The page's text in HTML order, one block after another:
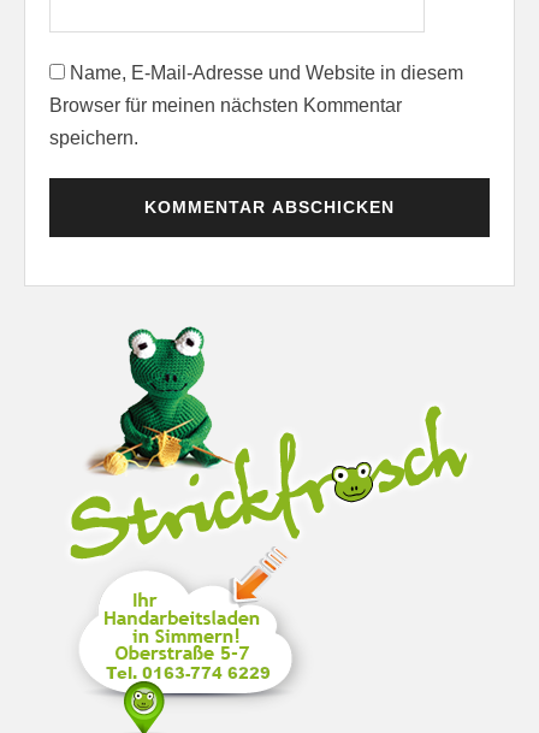
Name, E-Mail-Adresse und Website in diesem
Browser für meinen nächsten Kommentar
speichern.